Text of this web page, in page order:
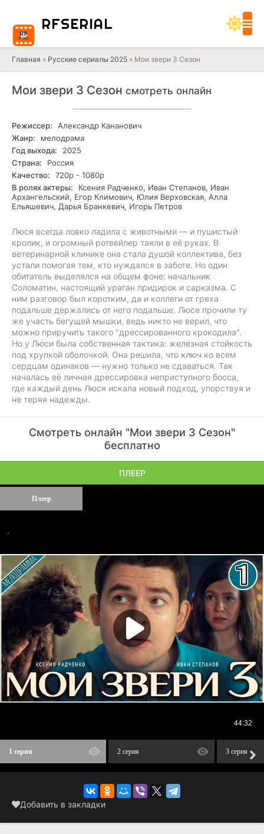
RFSERIAL
Главная » Русские сериалы 2025 » Мои звери 3 Сезон
Мои звери 3 Сезон смотреть онлайн
Режиссер:
Александр Кананович
Жанр:
мелодрама
Год выхода:
2025
Страна:
Россия
Качество:
720р - 1080р
В ролях актеры:
Ксения Радченко, Иван Степанов, Иван
Архангельский, Егор Климович, Юлия Верховская, Алла
Ельяшевич, Дарья Бранкевич, Игорь Петров
Люся всегда ловко ладила с животными — и пушистый
кролик, и огромный ротвейлер таяли в её руках. В
ветеринарной клинике она стала душой коллектива, без
устали помогая тем, кто нуждался в заботе. Но один
обитатель выделялся на общем фоне: начальник
Соломатин, настоящий ураган придирок и сарказма. С
ним разговор был коротким, да и коллеги от греха
подальше держались от него подальше. Люсе прочили ту
же участь бегущей мышки, ведь никто не верил, что
можно приручить такого "дрессированного крокодила".
Но у Люси была собственная тактика: железная стойкость
под хрупкой оболочкой. Она решила, что ключ ко всем
сердцам одинаков — нужно только не сдаваться. Так
началась её личная дрессировка неприступного босса,
где каждый день Люся искала новый подход, упорствуя и
не теряя надежды.
Смотреть онлайн "Мои звери 3 Сезон"
бесплатно
ПЛЕЕР
Плеер
1 серия 2 серия 3 серия
Добавить в закладки